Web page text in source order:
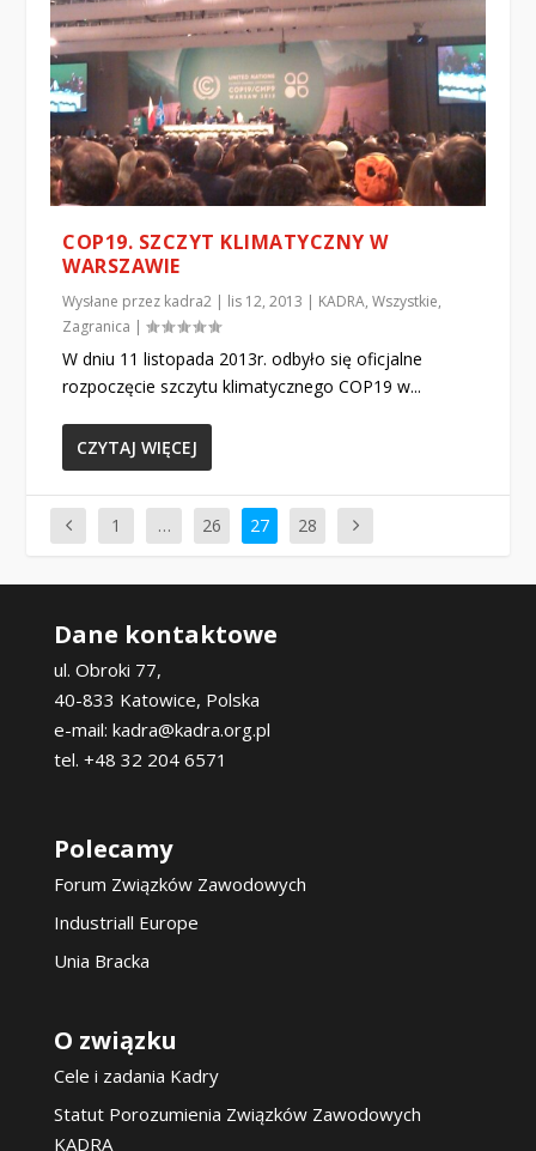
COP19. SZCZYT KLIMATYCZNY W
WARSZAWIE
Wysłane przez kadra2 | lis 12, 2013 | KADRA,Wszystkie,
Zagranica |
W dniu 11 listopada 2013r. odbyło się oficjalne
rozpoczęcie szczytu klimatycznego COP19 w...
CZYTAJ WIĘCEJ
1 … 26 27 28
Dane kontaktowe
ul. Obroki 77,
40-833 Katowice, Polska
e-mail: kadra@kadra.org.pl
tel. +48 32 204 6571
Polecamy
Forum Związków Zawodowych
Industriall Europe
Unia Bracka
O związku
Cele i zadania Kadry
Statut Porozumienia Związków Zawodowych
KADRA